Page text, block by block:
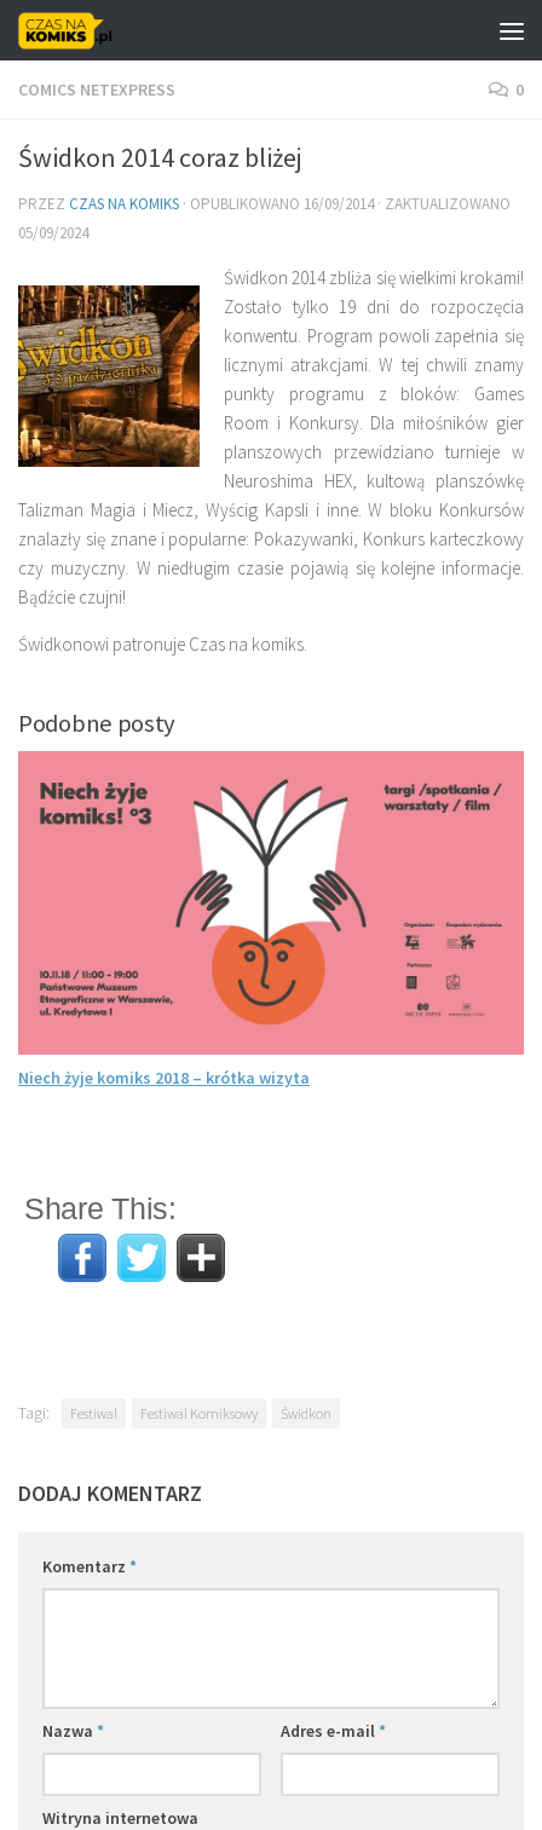
Skip to content
COMICS NETEXPRESS 0
Świdkon 2014 coraz bliżej
PRZEZ CZAS NA KOMIKS · OPUBLIKOWANO 16/09/2014· ZAKTUALIZOWANO
05/09/2024
Świdkon 2014 zbliża się wielkimi krokami!
Zostało tylko 19 dni do rozpoczęcia
konwentu. Program powoli zapełnia się
licznymi atrakcjami. W tej chwili znamy
punkty programu z bloków: Games
Room i Konkursy. Dla miłośników gier
planszowych przewidziano turnieje w
Neuroshima HEX, kultową planszówkę
Talizman Magia i Miecz, Wyścig Kapsli i inne. W bloku Konkursów
znalazły się znane i popularne: Pokazywanki, Konkurs karteczkowy
czy muzyczny. W niedługim czasie pojawią się kolejne informacje.
Bądźcie czujni!
Świdkonowi patronuje Czas na komiks.
Podobne posty
Niech żyje komiks 2018 – krótka wizyta
Share This:
Tagi: Festiwal Festiwal Komiksowy Świdkon
DODAJ KOMENTARZ
Komentarz *
Nazwa * Adres e-mail*
Witryna internetowa